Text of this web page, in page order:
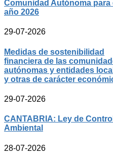
Comunidad Autónoma para
año 2026
29-07-2026
Medidas de sostenibilidad
financiera de las
autónomas y entidades
y otras de carácter
29-07-2026
CANTABRIA: Ley de Control
Ambiental
28-07-2026